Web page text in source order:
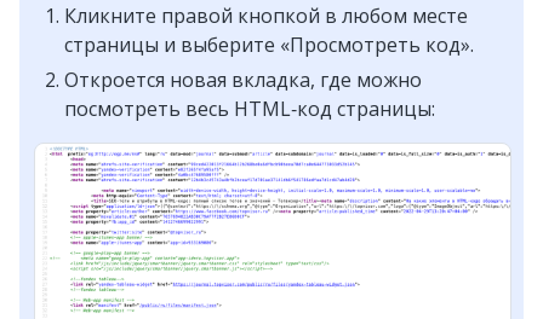
Кликните правой кнопкой в любом месте
страницы и выберите «Просмотреть код».
Откроется новая вкладка, где можно
посмотреть весь HTML‑код страницы: